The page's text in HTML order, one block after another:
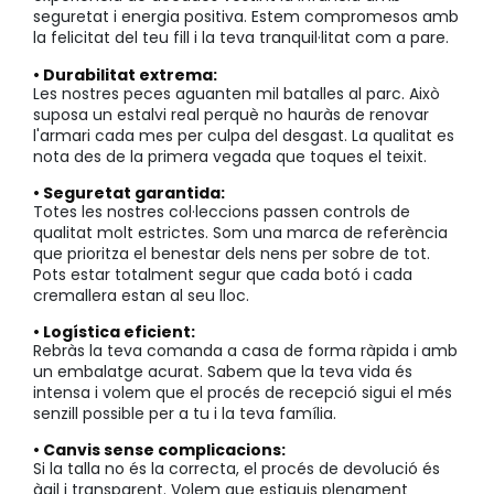
seguretat i energia positiva. Estem compromesos amb
la felicitat del teu fill i la teva tranquil·litat com a pare.
• Durabilitat extrema:
Les nostres peces aguanten mil batalles al parc. Això
suposa un estalvi real perquè no hauràs de renovar
l'armari cada mes per culpa del desgast. La qualitat es
nota des de la primera vegada que toques el teixit.
• Seguretat garantida:
Totes les nostres col·leccions passen controls de
qualitat molt estrictes. Som una marca de referència
que prioritza el benestar dels nens per sobre de tot.
Pots estar totalment segur que cada botó i cada
cremallera estan al seu lloc.
• Logística eficient:
Rebràs la teva comanda a casa de forma ràpida i amb
un embalatge acurat. Sabem que la teva vida és
intensa i volem que el procés de recepció sigui el més
senzill possible per a tu i la teva família.
• Canvis sense complicacions:
Si la talla no és la correcta, el procés de devolució és